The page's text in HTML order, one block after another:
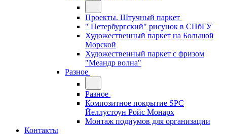
Проекты. Штучный паркет
" Петербургский" рисунок в СПбГУ
Художественный паркет на Большой
Морской
Художественный паркет с фризом
"Меандр волна"
Разное
Разное
Композитное покрытие SPC
Йеллустоун Ройс Монарх
Монтаж подиумов для организации
Контакты